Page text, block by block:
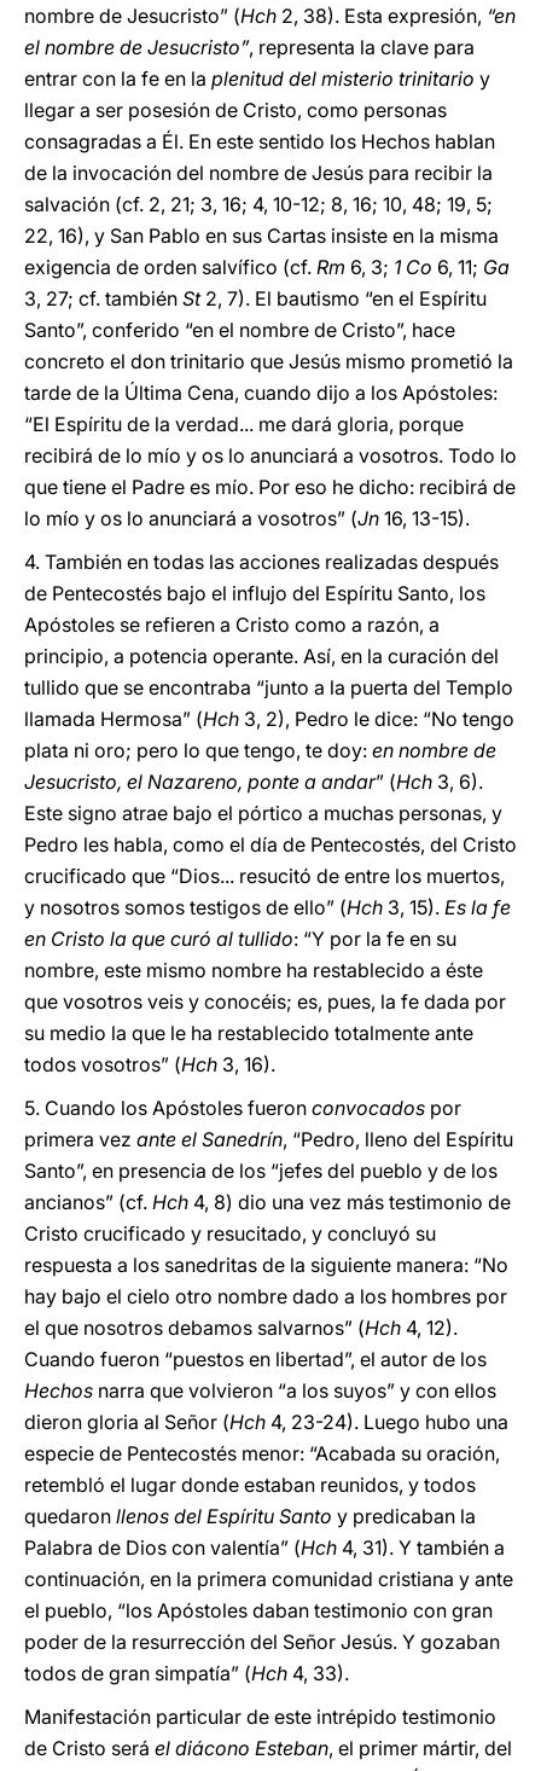
nombre de Jesucristo” (Hch 2, 38). Esta expresión, “en
el nombre de Jesucristo”, representa la clave para
entrar con la fe en la plenitud del misterio trinitario y
llegar a ser posesión de Cristo, como personas
consagradas a Él. En este sentido los Hechos hablan
de la invocación del nombre de Jesús para recibir la
salvación (cf. 2, 21; 3, 16; 4, 10-12; 8, 16; 10, 48; 19, 5;
22, 16), y San Pablo en sus Cartas insiste en la misma
exigencia de orden salvífico (cf. Rm 6, 3; 1 Co 6, 11; Ga
3, 27; cf. también St2, 7). El bautismo “en el Espíritu
Santo”, conferido “en el nombre de Cristo”, hace
concreto el don trinitario que Jesús mismo prometió la
tarde de la Última Cena, cuando dijo a los Apóstoles:
“El Espíritu de la verdad... me dará gloria, porque
recibirá de lo mío y os lo anunciará a vosotros. Todo lo
que tiene el Padre es mío. Por eso he dicho: recibirá de
lo mío y os lo anunciará a vosotros” (Jn 16, 13-15).
4. También en todas las acciones realizadas después
de Pentecostés bajo el influjo del Espíritu Santo, los
Apóstoles se refieren a Cristo como a razón, a
principio, a potencia operante. Así, en la curación del
tullido que se encontraba “junto a la puerta del Templo
llamada Hermosa” (Hch 3, 2), Pedro le dice: “No tengo
plata ni oro; pero lo que tengo, te doy: en nombre de
Jesucristo, el Nazareno, ponte a andar” (Hch 3, 6).
Este signo atrae bajo el pórtico a muchas personas, y
Pedro les habla, como el día de Pentecostés, del Cristo
crucificado que “Dios... resucitó de entre los muertos,
y nosotros somos testigos de ello” (Hch 3, 15). Es la fe
en Cristo la que curó al tullido: “Y por la fe en su
nombre, este mismo nombre ha restablecido a éste
que vosotros veis y conocéis; es, pues, la fe dada por
su medio la que le ha restablecido totalmente ante
todos vosotros” (Hch 3, 16).
5. Cuando los Apóstoles fueron convocados por
primera vez ante el Sanedrín, “Pedro, lleno del Espíritu
Santo”, en presencia de los “jefes del pueblo y de los
ancianos” (cf. Hch 4, 8) dio una vez más testimonio de
Cristo crucificado y resucitado, y concluyó su
respuesta a los sanedritas de la siguiente manera: “No
hay bajo el cielo otro nombre dado a los hombres por
el que nosotros debamos salvarnos” (Hch 4, 12).
Cuando fueron “puestos en libertad”, el autor de los
Hechos narra que volvieron “a los suyos” y con ellos
dieron gloria al Señor (Hch 4, 23-24). Luego hubo una
especie de Pentecostés menor: “Acabada su oración,
retembló el lugar donde estaban reunidos, y todos
quedaron llenos del Espíritu Santo y predicaban la
Palabra de Dios con valentía” (Hch 4, 31). Y también a
continuación, en la primera comunidad cristiana y ante
el pueblo, “los Apóstoles daban testimonio con gran
poder de la resurrección del Señor Jesús. Y gozaban
todos de gran simpatía” (Hch 4, 33).
Manifestación particular de este intrépido testimonio
de Cristo será el diácono Esteban, el primer mártir, del